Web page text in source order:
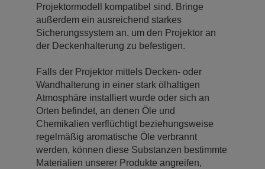
Projektormodell kompatibel sind. Bringe
außerdem ein ausreichend starkes
Sicherungssystem an, um den Projektor an
der Deckenhalterung zu befestigen.
Falls der Projektor mittels Decken- oder
Wandhalterung in einer stark ölhaltigen
Atmosphäre installiert wurde oder sich an
Orten befindet, an denen Öle und
Chemikalien verflüchtigt beziehungsweise
regelmäßig aromatische Öle verbrannt
werden, können diese Substanzen bestimmte
Materialien unserer Produkte angreifen,